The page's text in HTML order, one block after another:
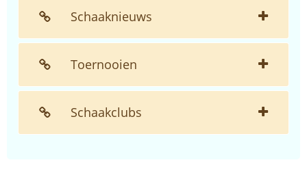
Schaaknieuws
Toernooien
Schaakclubs